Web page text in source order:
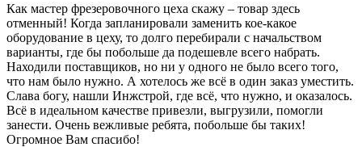
Как мастер фрезеровочного цеха скажу – товар здесь
отменный! Когда запланировали заменить кое-какое
оборудование в цеху, то долго перебирали с начальством
варианты, где бы побольше да подешевле всего набрать.
Находили поставщиков, но ни у одного не было всего того,
что нам было нужно. А хотелось же всё в один заказ уместить.
Слава богу, нашли Инжстрой, где всё, что нужно, и оказалось.
Всё в идеальном качестве привезли, выгрузили, помогли
занести. Очень вежливые ребята, побольше бы таких!
Огромное Вам спасибо!